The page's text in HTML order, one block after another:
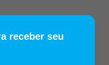
receber seu